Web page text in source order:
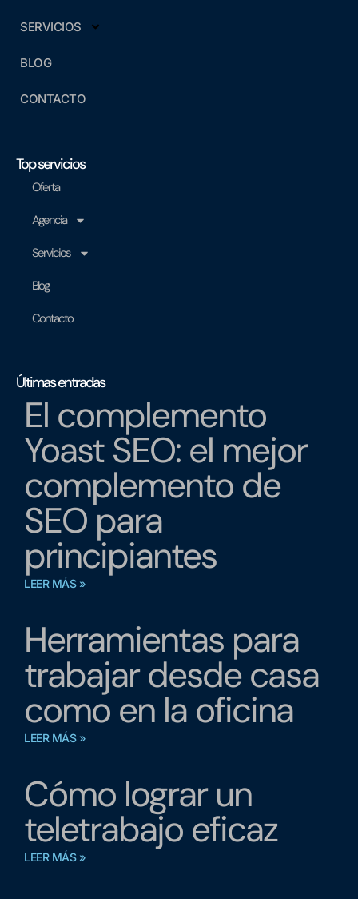
SERVICIOS
BLOG
CONTACTO
Top servicios
Oferta
Agencia
Servicios
Blog
Contacto
Últimas entradas
El complemento
Yoast SEO: el mejor
complemento de
SEO para
principiantes
LEER MÁS »
Herramientas para
trabajar desde casa
como en la oficina
LEER MÁS »
Cómo lograr un
teletrabajo eficaz
LEER MÁS »